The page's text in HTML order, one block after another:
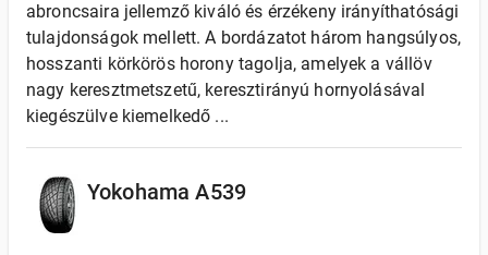
abroncsaira jellemző kiváló és érzékeny irányíthatósági
tulajdonságok mellett. A bordázatot három hangsúlyos,
hosszanti körkörös horony tagolja, amelyek a vállöv
nagy keresztmetszetű, keresztirányú hornyolásával
kiegészülve kiemelkedő ...
Yokohama A539